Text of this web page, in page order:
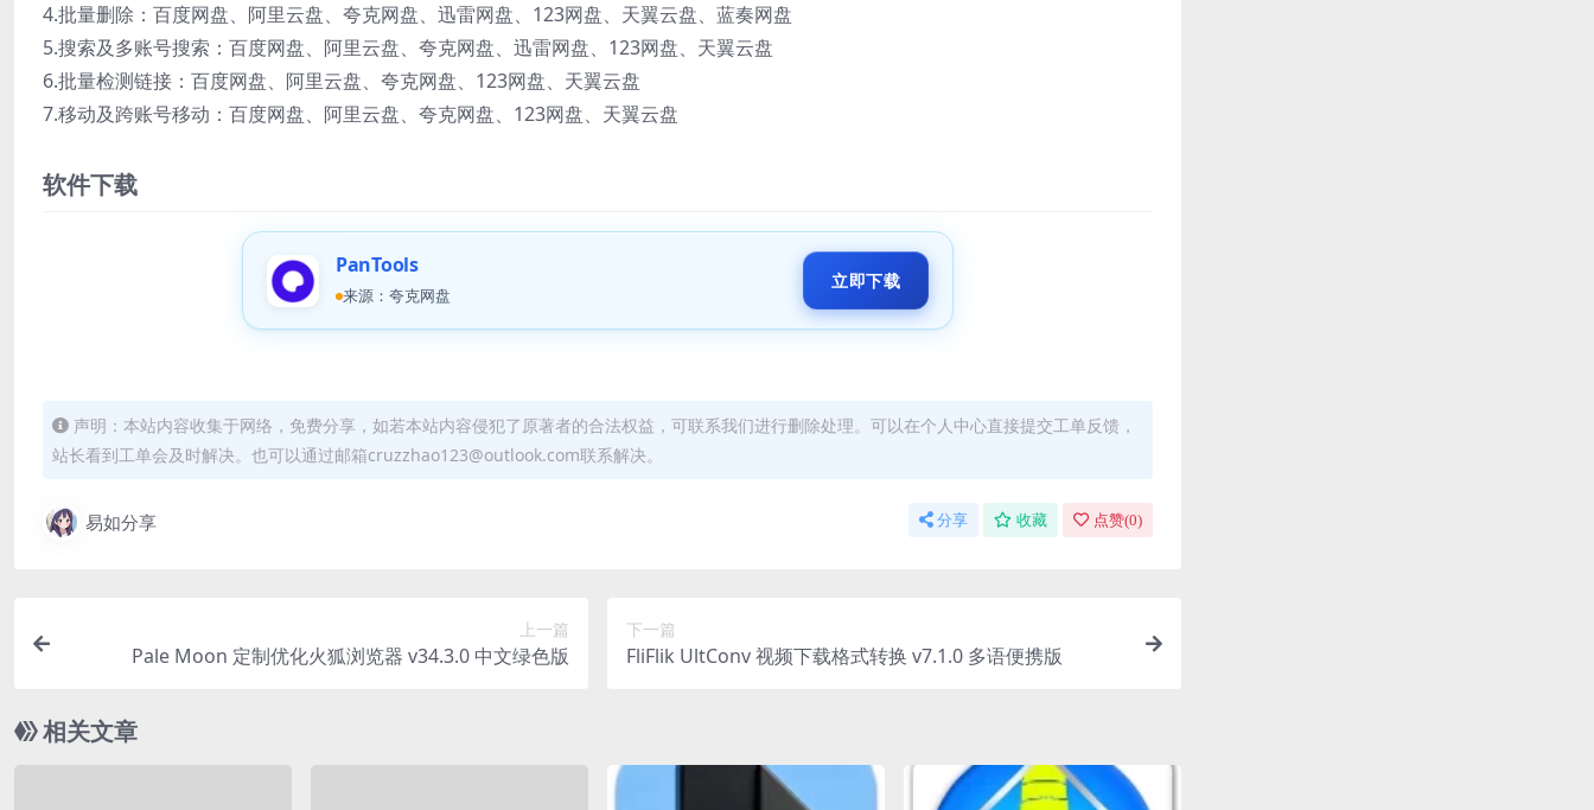
4.批量删除：百度网盘、阿里云盘、夸克网盘、迅雷网盘、123网盘、天翼云盘、蓝奏网盘
5.搜索及多账号搜索：百度网盘、阿里云盘、夸克网盘、迅雷网盘、123网盘、天翼云盘
6.批量检测链接：百度网盘、阿里云盘、夸克网盘、123网盘、天翼云盘
7.移动及跨账号移动：百度网盘、阿里云盘、夸克网盘、123网盘、天翼云盘
软件下载
PanTools
来源：夸克网盘
立即下载
声明：本站内容收集于网络，免费分享，如若本站内容侵犯了原著者的合法权益，可联系我们进行删除处理。可以在个人中心直接提交工单反馈，
站长看到工单会及时解决。也可以通过邮箱cruzzhao123@outlook.com联系解决。
易如分享 分享 收藏 点赞(0)
上一篇
Pale Moon 定制优化火狐浏览器 v34.3.0 中文绿色版
下一篇
FliFlik UltConv 视频下载格式转换 v7.1.0 多语便携版
相关文章